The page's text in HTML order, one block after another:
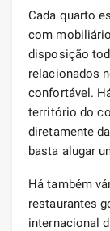
Cada quarto
com
disposição
relacionados
confortável.
território do
diretamente
basta alugar
Há também
restaurantes
internacional